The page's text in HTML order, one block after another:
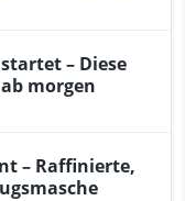
– Diese
morgen
– Raffinierte,